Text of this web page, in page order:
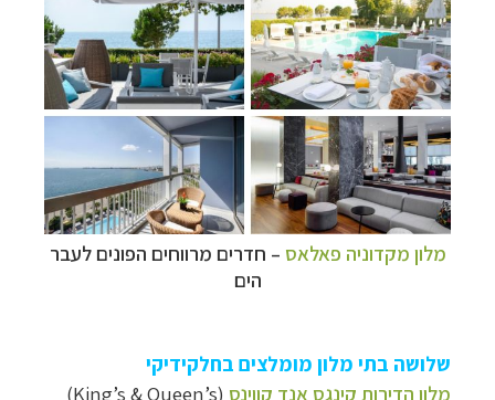
מלון מקדוניה פאלאס – חדרים מרווחים הפונים לעבר
הים
שלושה בתי מלון מומלצים בחלקידיקי
מלון הדירות קינגס אנד קווינס
(King’s & Queen’s)